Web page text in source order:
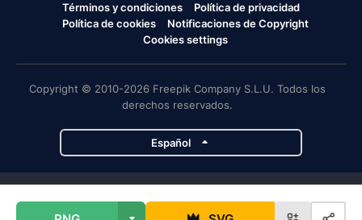
Términos y condiciones
Política de privacidad
Política de cookies
Notificaciones de Copyright
Cookies settings
Copyright © 2010-2026 Freepik Company S.L.U. Todos los
derechos reservados.
Español